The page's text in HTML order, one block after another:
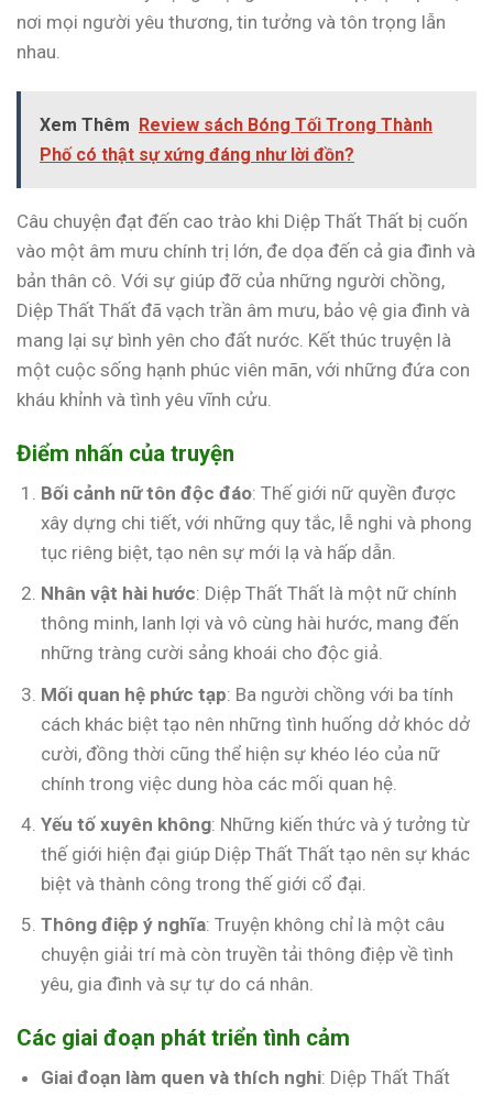
nơi mọi người yêu thương, tin tưởng và tôn trọng lẫn
nhau.
Xem Thêm Review sách Bóng Tối Trong Thành
Phố có thật sự xứng đáng như lời đồn?
Câu chuyện đạt đến cao trào khi Diệp Thất Thất bị cuốn
vào một âm mưu chính trị lớn, đe dọa đến cả gia đình và
bản thân cô. Với sự giúp đỡ của những người chồng,
Diệp Thất Thất đã vạch trần âm mưu, bảo vệ gia đình và
mang lại sự bình yên cho đất nước. Kết thúc truyện là
một cuộc sống hạnh phúc viên mãn, với những đứa con
kháu khỉnh và tình yêu vĩnh cửu.
Điểm nhấn của truyện
Bối cảnh nữ tôn độc đáo: Thế giới nữ quyền được
xây dựng chi tiết, với những quy tắc, lễ nghi và phong
tục riêng biệt, tạo nên sự mới lạ và hấp dẫn.
Nhân vật hài hước: Diệp Thất Thất là một nữ chính
thông minh, lanh lợi và vô cùng hài hước, mang đến
những tràng cười sảng khoái cho độc giả.
Mối quan hệ phức tạp: Ba người chồng với ba tính
cách khác biệt tạo nên những tình huống dở khóc dở
cười, đồng thời cũng thể hiện sự khéo léo của nữ
chính trong việc dung hòa các mối quan hệ.
Yếu tố xuyên không: Những kiến thức và ý tưởng từ
thế giới hiện đại giúp Diệp Thất Thất tạo nên sự khác
biệt và thành công trong thế giới cổ đại.
Thông điệp ý nghĩa: Truyện không chỉ là một câu
chuyện giải trí mà còn truyền tải thông điệp về tình
yêu, gia đình và sự tự do cá nhân.
Các giai đoạn phát triển tình cảm
Giai đoạn làm quen và thích nghi: Diệp Thất Thất